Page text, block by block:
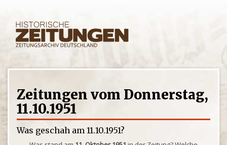
Zeitungen vom Donnerstag,
11.10.1951
Was geschah am 11.10.1951?